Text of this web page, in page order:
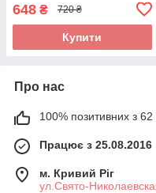
648 ₴ 720 ₴
Купити
Про нас
100% позитивних з 62
Працює з 25.08.2016
м. Кривий Ріг
ул.Свято-